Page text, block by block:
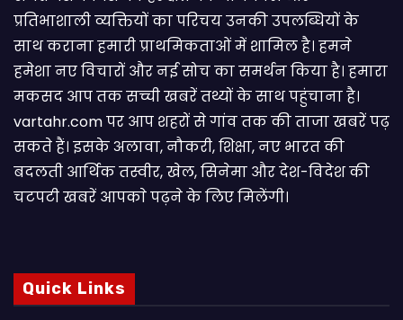
प्रतिभाशाली व्यक्तियों का परिचय उनकी उपलब्धियों के
साथ कराना हमारी प्राथमिकताओं में शामिल है। हमने
हमेशा नए विचारों और नई सोच का समर्थन किया है। हमारा
मकसद आप तक सच्ची खबरें तथ्यों के साथ पहुंचाना है।
vartahr.com पर आप शहरों से गांव तक की ताजा खबरें पढ़
सकते हैं। इसके अलावा, नौकरी, शिक्षा, नए भारत की
बदलती आर्थिक तस्वीर, खेल, सिनेमा और देश-विदेश की
चटपटी खबरें आपकाे पढ़ने के लिए मिलेंगी।
Quick Links